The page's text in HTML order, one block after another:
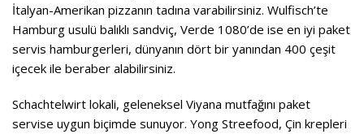
İtalyan-Amerikan pizzanın tadına varabilirsiniz. Wulfisch’te
Hamburg usulü balıklı sandviç, Verde 1080’de ise en iyi paket
servis hamburgerleri, dünyanın dört bir yanından 400 çeşit
içecek ile beraber alabilirsiniz.
Schachtelwirt lokali, geleneksel Viyana mutfağını paket
servise uygun biçimde sunuyor. Yong Streefood, Çin krepleri